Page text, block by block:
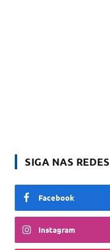
SIGA NAS REDES
Facebook
Instagram